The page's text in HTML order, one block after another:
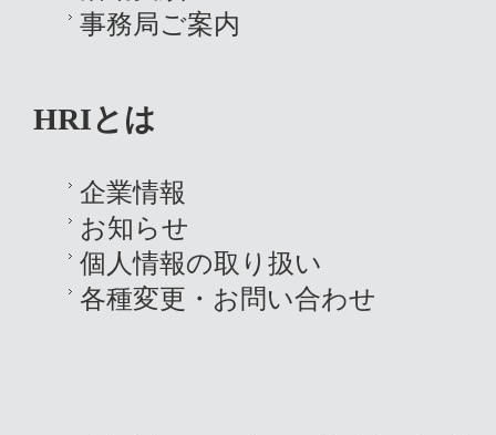
事務局ご案内
HRIとは
企業情報
お知らせ
個人情報の取り扱い
各種変更・お問い合わせ